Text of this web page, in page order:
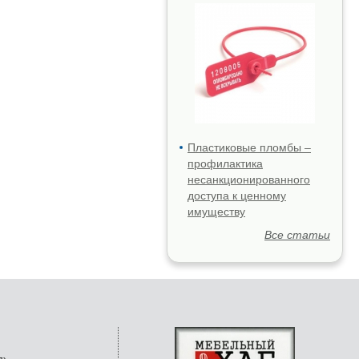
Пластиковые пломбы –
профилактика
несанкционированного
доступа к ценному
имуществу
Все статьи